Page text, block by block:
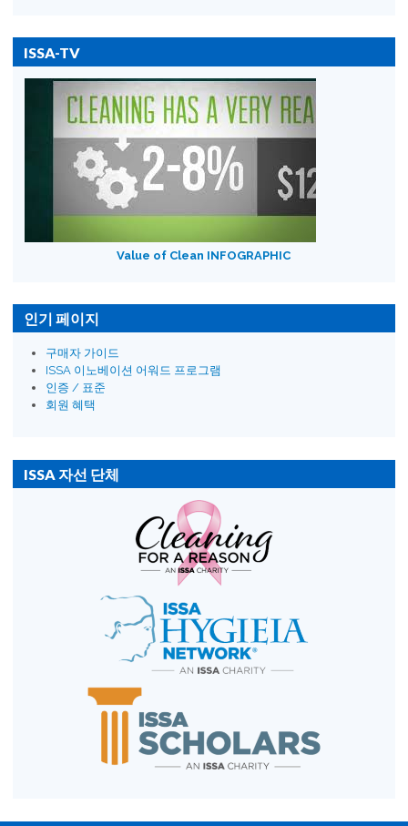
ISSA-TV
Value of Clean INFOGRAPHIC
인기 페이지
구매자 가이드
ISSA 이노베이션 어워드 프로그램
인증 / 표준
회원 혜택
ISSA 자선 단체